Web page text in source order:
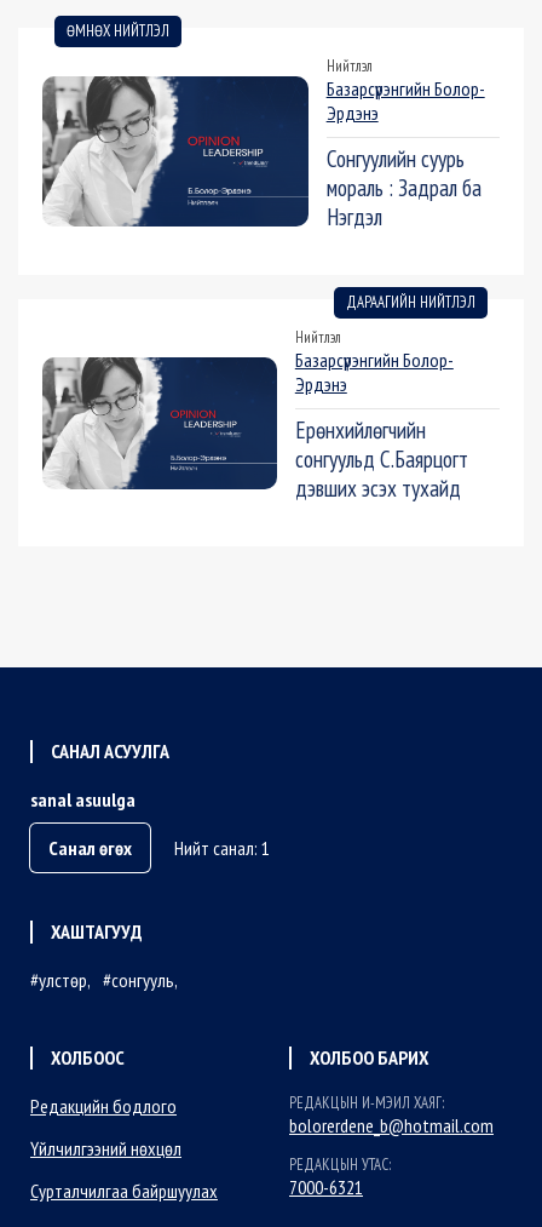
ӨМНӨХ НИЙТЛЭЛ
Нийтлэл
Базарсүрэнгийн Болор-
Эрдэнэ
Сонгуулийн суурь
мораль : Задрал ба
Нэгдэл
ДАРААГИЙН НИЙТЛЭЛ
Нийтлэл
Базарсүрэнгийн Болор-
Эрдэнэ
Ерөнхийлөгчийн
сонгуульд С.Баярцогт
дэвших эсэх тухайд
САНАЛ АСУУЛГА
sanal asuulga
Санал өгөх
Нийт санал: 1
ХАШТАГУУД
улстөр
сонгууль
ХОЛБООС
Редакцийн бодлого
Үйлчилгээний нөхцөл
Сурталчилгаа байршуулах
ХОЛБОО БАРИХ
РЕДАКЦЫН И-МЭИЛ ХАЯГ:
bolorerdene_b@hotmail.com
РЕДАКЦЫН УТАС:
7000-6321